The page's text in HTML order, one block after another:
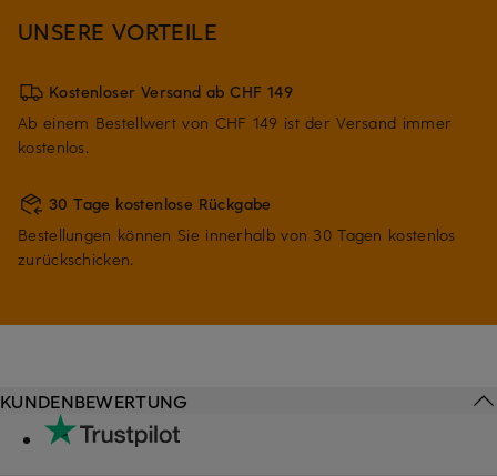
UNSERE VORTEILE
Kostenloser Versand ab CHF 149
Ab einem Bestellwert von CHF 149 ist der Versand immer
kostenlos.
30 Tage kostenlose Rückgabe
Bestellungen können Sie innerhalb von 30 Tagen kostenlos
zurückschicken.
KUNDENBEWERTUNG